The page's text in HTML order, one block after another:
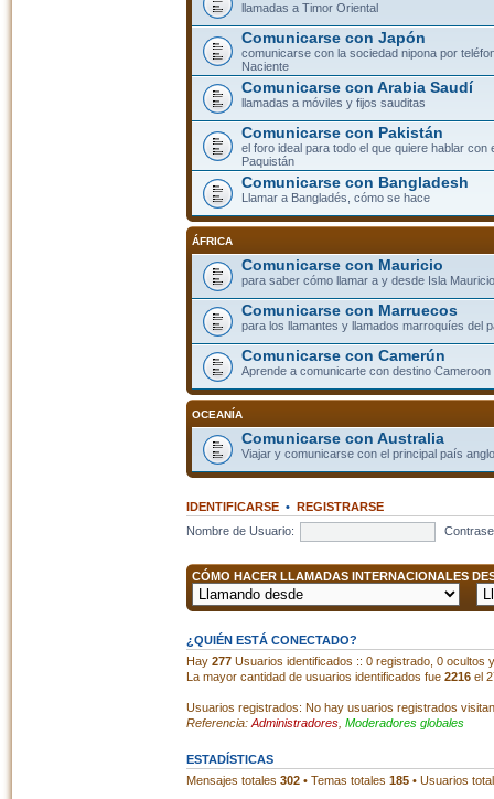
llamadas a Timor Oriental
Comunicarse con Japón
comunicarse con la sociedad nipona por
Naciente
Comunicarse con Arabia Saudí
llamadas a móviles y fijos sauditas
Comunicarse con Pakistán
el foro ideal para todo el que quiere hablar con
Paquistán
Comunicarse con Bangladesh
Llamar a Bangladés, cómo se hace
ÁFRICA
Comunicarse con Mauricio
para saber cómo llamar a y desde Isla
Comunicarse con Marruecos
para los llamantes y llamados marroquíes del
Comunicarse con Camerún
Aprende a comunicarte con destino Cameroon
OCEANÍA
Comunicarse con Australia
Viajar y comunicarse con el principal país
IDENTIFICARSE• REGISTRARSE
Nombre de Usuario:
CÓMO HACER LLAMADAS INTERNACIONALES
¿QUIÉN ESTÁ CONECTADO?
Hay 277Usuarios identificados :: 0 registrado, 0 ocultos
La mayor cantidad de usuarios identificados fue 2216el
Usuarios registrados: No hay usuarios registrados
Referencia: Administradores, Moderadores globales
ESTADÍSTICAS
Mensajes totales 302• Temas totales 185• Usuarios